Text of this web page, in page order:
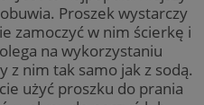
Proszek wystarczy
zamoczyć w nim ścierkę i
na wykorzystaniu
z nim tak samo jak z sodą.
użyć proszku do prania